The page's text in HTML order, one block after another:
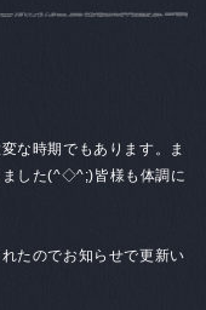
な時期でもあります。ま
ました(^◇^;)皆様も体調に
たのでお知らせで更新い